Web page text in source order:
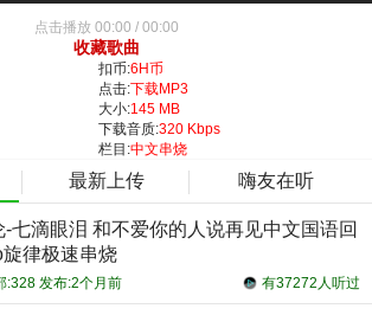
点击播放 00:00 / 00:00
收藏歌曲
扣币:6H币
点击:下载MP3
大小:145 MB
下载音质:320 Kbps
栏目:中文串烧
最新上传 嗨友在听
七滴眼泪 和不爱你的人说再见中文国语回
律极速串烧
有37272人听过
:328 发布:2个月前